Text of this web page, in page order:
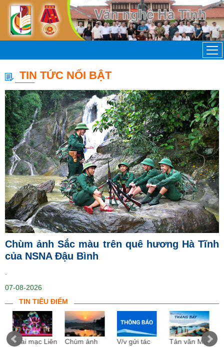
TIN TỨC NỔI BẬT
Chùm ảnh Sắc màu trên quê hương Hà Tĩnh
của NSNA Đậu Bình
07-08-2026
TIN TIÊU ĐIỂM
Khai mạc Liên
Chùm ảnh
V/v gửi tác
Tản văn Mùa